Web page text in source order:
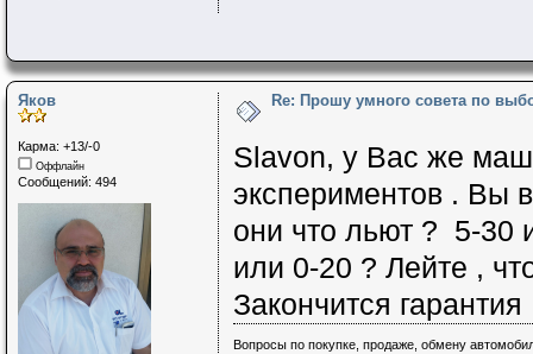
Яков
Карма: +13/-0
Оффлайн
Сообщений: 494
Re: Прошу умного совета по
Slavon, у Вас же
экспериментов . Вы
они что льют ? 5-30
или 0-20 ? Лейте ,
Закончится
Вопросы по покупке, продаже, обмену